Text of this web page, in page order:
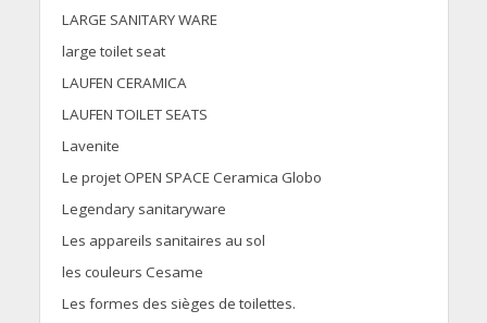
LARGE SANITARY WARE
large toilet seat
LAUFEN CERAMICA
LAUFEN TOILET SEATS
Lavenite
Le projet OPEN SPACE Ceramica Globo
Legendary sanitaryware
Les appareils sanitaires au sol
les couleurs Cesame
Les formes des sièges de toilettes.